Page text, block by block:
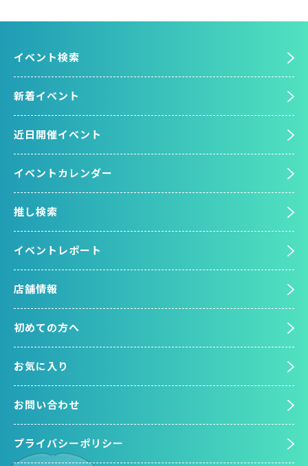
イベント検索
新着イベント
近日開催イベント
イベントカレンダー
推し検索
イベントレポート
店舗情報
初めての方へ
お気に入り
お問い合わせ
プライバシーポリシー